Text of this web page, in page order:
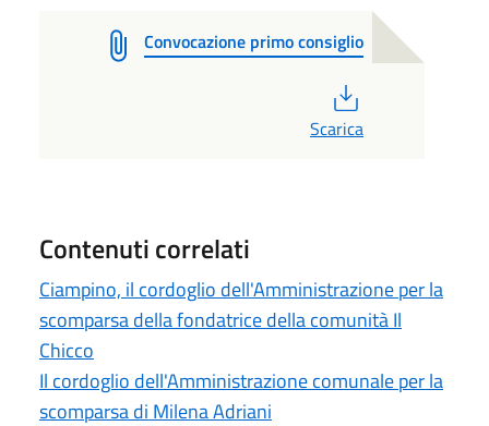
Convocazione primo consiglio
Scarica
Contenuti correlati
Ciampino, il cordoglio dell'Amministrazione per la
scomparsa della fondatrice della comunità Il
Chicco
Il cordoglio dell'Amministrazione comunale per la
scomparsa di Milena Adriani